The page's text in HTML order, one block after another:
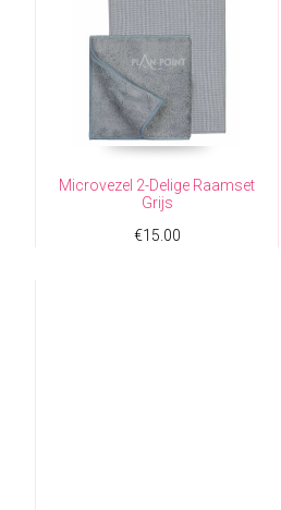
Microvezel 2-Delige Raamset
Grijs
€15.00